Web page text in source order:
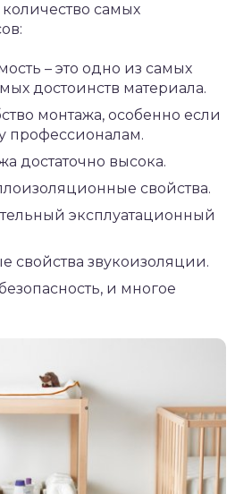
самых
– это одно из самых
достоинств материала.
монтажа, особенно если
профессионалам.
достаточно высока.
свойства.
эксплуатационный
свойства звукоизоляции.
и многое